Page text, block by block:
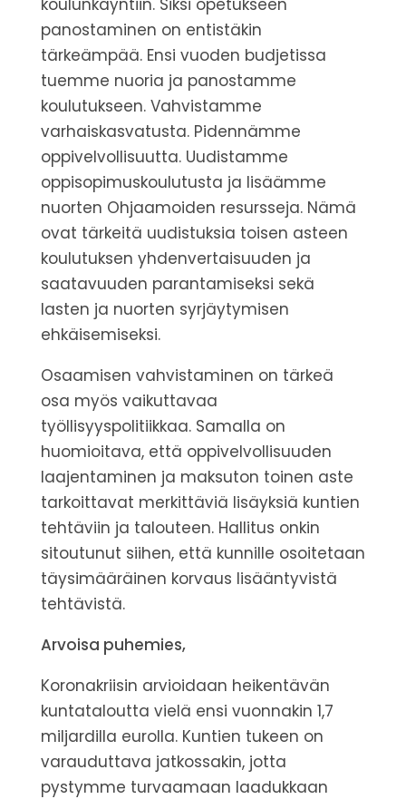
koulunkäyntiin. Siksi opetukseen
panostaminen on entistäkin
tärkeämpää. Ensi vuoden budjetissa
tuemme nuoria ja panostamme
koulutukseen. Vahvistamme
varhaiskasvatusta. Pidennämme
oppivelvollisuutta. Uudistamme
oppisopimuskoulutusta ja lisäämme
nuorten Ohjaamoiden resursseja. Nämä
ovat tärkeitä uudistuksia toisen asteen
koulutuksen yhdenvertaisuuden ja
saatavuuden parantamiseksi sekä
lasten ja nuorten syrjäytymisen
ehkäisemiseksi.
Osaamisen vahvistaminen on tärkeä
osa myös vaikuttavaa
työllisyyspolitiikkaa. Samalla on
huomioitava, että oppivelvollisuuden
laajentaminen ja maksuton toinen aste
tarkoittavat merkittäviä lisäyksiä kuntien
tehtäviin ja talouteen. Hallitus onkin
sitoutunut siihen, että kunnille osoitetaan
täysimääräinen korvaus lisääntyvistä
tehtävistä.
Arvoisa puhemies,
Koronakriisin arvioidaan heikentävän
kuntataloutta vielä ensi vuonnakin 1,7
miljardilla eurolla. Kuntien tukeen on
varauduttava jatkossakin, jotta
pystymme turvaamaan laadukkaan